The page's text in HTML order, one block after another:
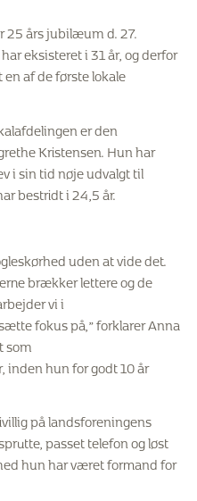
25 års jubilæum d. 27.
eksisteret i 31 år, og derfor
af de første lokale
er den
Kristensen. Hun har
i sin tid nøje udvalgt til
bestridt i 24,5 år.
uden at vide det.
brækker lettere og de
vi i
fokus på,” forklarer Anna
som
inden hun for godt 10 år
på landsforeningens
passet telefon og løst
hun har været formand for